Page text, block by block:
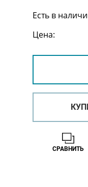
Есть в
Цена:
СРАВНИТЬ